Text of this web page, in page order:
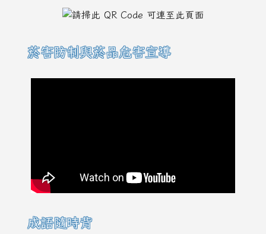
菸害防制與菸品危害宣導
成語隨時背